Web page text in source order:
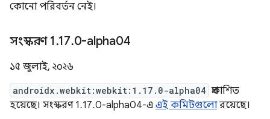
কোনো পরিবর্তন নেই।
সংস্করণ 1.17.0-alpha04
১৫ জুলাই, ২০২৬
androidx.webkit:webkit:1.17.0-alpha04 প্রকাশিত
হয়েছে। সংস্করণ 1.17.0-alpha04-এ এই কমিটগুলোরয়েছে।